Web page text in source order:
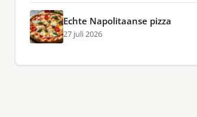
Echte Napolitaanse pizza
27 juli 2026